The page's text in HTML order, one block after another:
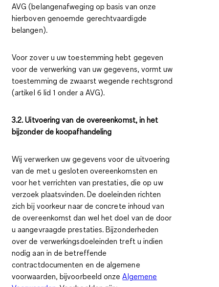
AVG (belangenafweging op basis van onze
hierboven genoemde gerechtvaardigde
belangen).
Voor zover u uw toestemming hebt gegeven
voor de verwerking van uw gegevens, vormt uw
toestemming de zwaarst wegende rechtsgrond
(artikel 6 lid 1 onder a AVG).
3.2. Uitvoering van de overeenkomst, in het
bijzonder de koopafhandeling
Wij verwerken uw gegevens voor de uitvoering
van de met u gesloten overeenkomsten en
voor het verrichten van prestaties, die op uw
verzoek plaatsvinden. De doeleinden richten
zich bij voorkeur naar de concrete inhoud van
de overeenkomst dan wel het doel van de door
u aangevraagde prestaties. Bijzonderheden
over de verwerkingsdoeleinden treft u indien
nodig aan in de betreffende
contractdocumenten en de algemene
voorwaarden, bijvoorbeeld onzeAlgemene